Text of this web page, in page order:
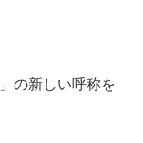
」の新しい呼称を